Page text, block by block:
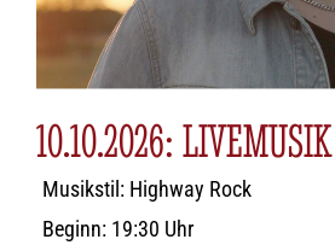
10.10.2026:
Musikstil: Highway Rock
Beginn: 19:30 Uhr